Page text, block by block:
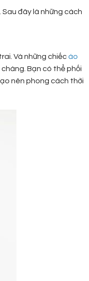
đây là những cách
Và những chiếcáo
Bạn có thể phối
nên phong cách thời